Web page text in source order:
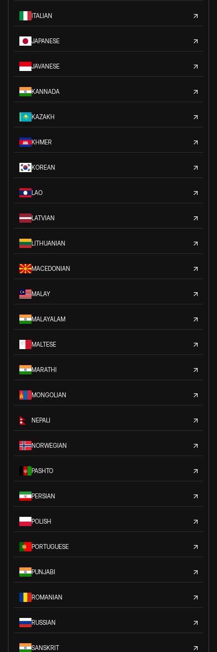
ITALIAN
JAPANESE
JAVANESE
KANNADA
KAZAKH
KHMER
KOREAN
LAO
LATVIAN
LITHUANIAN
MACEDONIAN
MALAY
MALAYALAM
MALTESE
MARATHI
MONGOLIAN
NEPALI
NORWEGIAN
PASHTO
PERSIAN
POLISH
PORTUGUESE
PUNJABI
ROMANIAN
RUSSIAN
SANSKRIT